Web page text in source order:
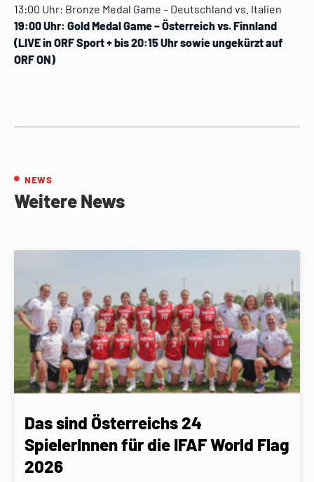
13:00 Uhr: Bronze Medal Game – Deutschland vs. Italien
19:00 Uhr: Gold Medal Game – Österreich vs. Finnland
(LIVE in ORF Sport + bis 20:15 Uhr sowie ungekürzt auf
ORF ON)
NEWS
Weitere News
Das sind Österreichs 24
SpielerInnen für die IFAF World Flag
2026